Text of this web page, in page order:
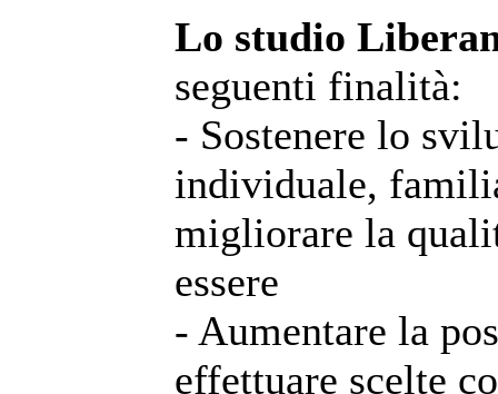
Lo studio
seguenti finalità:
- Sostenere lo
individuale,
migliorare la
essere
- Aumentare la
effettuare scelte